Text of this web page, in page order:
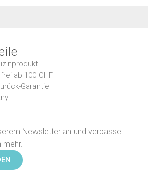
ab 100 CHF
Garantie
Newsletter an und verpasse
mehr.